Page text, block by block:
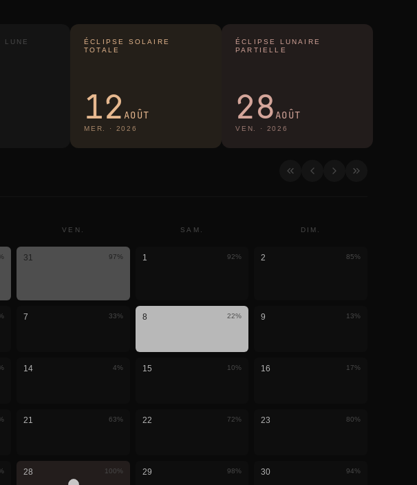
LUNE
ÉCLIPSE SOLAIRE
TOTALE
12 AOÛT
MER. · 2026
ÉCLIPSE LUNAIRE
PARTIELLE
28AOÛT
VEN. · 2026
VEN. SAM. DIM.
31 97% 1 92% 2 85%
7 33% 8 22% 9 13%
14 4% 15 10% 16 17%
21 63% 22 72% 23 80%
28 100% 29 98% 30 94%